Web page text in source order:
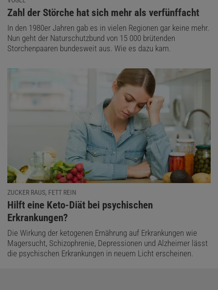
:
Zahl der Störche hat sich mehr als verfünffacht
In den 1980er Jahren gab es in vielen Regionen gar keine mehr.
Nun geht der Naturschutzbund von 15 000 brütenden
Storchenpaaren bundesweit aus. Wie es dazu kam.
ZUCKER RAUS, FETT REIN
:
Hilft eine Keto-Diät bei psychischen
Erkrankungen?
Die Wirkung der ketogenen Ernährung auf Erkrankungen wie
Magersucht, Schizophrenie, Depressionen und Alzheimer lässt
die psychischen Erkrankungen in neuem Licht erscheinen.